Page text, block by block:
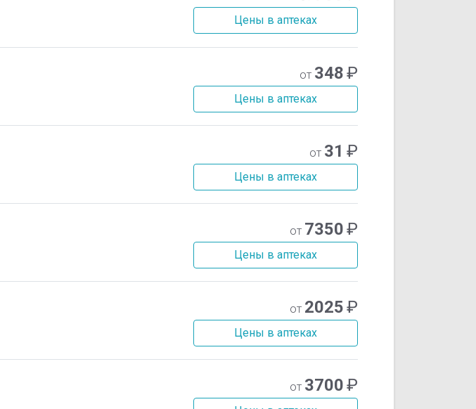
Цены в аптеках
от 348₽
Цены в аптеках
от 31 ₽
Цены в аптеках
от 7350₽
Цены в аптеках
от 2025₽
Цены в аптеках
от 3700₽